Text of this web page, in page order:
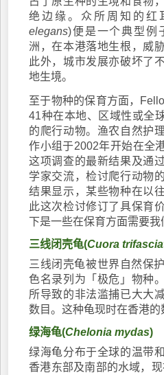
绝边缘。众所周知的红
elegans)便是一个典型例
洲，在本港落地生根，威
此外，城市发展亦破坏了
地生境。
至于物种的保育方面，
41种在本地、区域性或全
的爬行动物。渔农自然护
作小组于2002年开始在全
这项调查的最新结果及通
学家交流，检讨爬行动物
结果显示，某些物种在以
此这次检讨修订了具保育
下是一些在保育方面需要我
三线闭壳龟(Cuora
三线闭壳龟被世界自然保
色名录列为「极危」物种
所导致的非法滥捕已大大
数目。这种龟现时在香港的
绿海龟(Chelonia mydas)
绿海龟分布于全球的温带
香港东部及南部的水域，